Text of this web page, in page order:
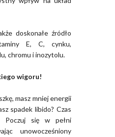
doskonałe źródło
E, C, cynku,
chromu i inozytolu.
wigoru!
masz mniej energii
spadek libido? Czas
się w pełni
unowocześniony